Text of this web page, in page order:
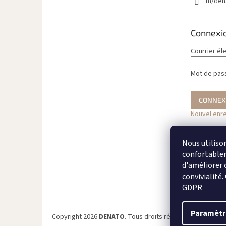
Nous
d'améliorer
convivialité.
GDPR
Courrier
Mot de
Nouvel
Copyright 2026 DENATO. Tous droits réservés.Modifier